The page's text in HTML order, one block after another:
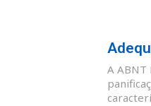
A ABNT